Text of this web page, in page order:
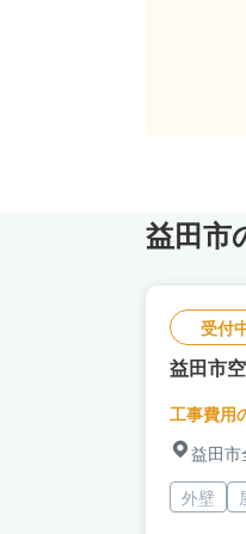
益田市
受付
益田市
工事費用
益田市
外壁